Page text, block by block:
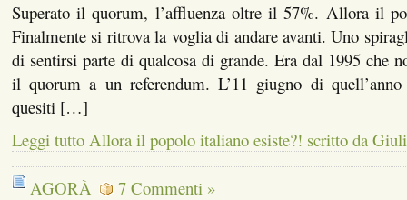
Superato il quorum, l’affluenza oltre il 57%. Allora il
Finalmente si ritrova la voglia di andare avanti. Uno
di sentirsi parte di qualcosa di grande. Era dal 1995 che
il quorum a un referendum. L’11 giugno di
quesiti […]
Leggi tutto Allora il popolo italiano esiste?! scritto da
AGORÀ 7 Commenti »